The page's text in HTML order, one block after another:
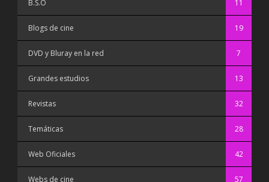
B.S.O 11
Blogs de cine 19
DVD y Bluray en la red 7
Grandes estudios 13
Revistas 32
Temáticas 28
Web Oficiales 42
Webs de cine 57